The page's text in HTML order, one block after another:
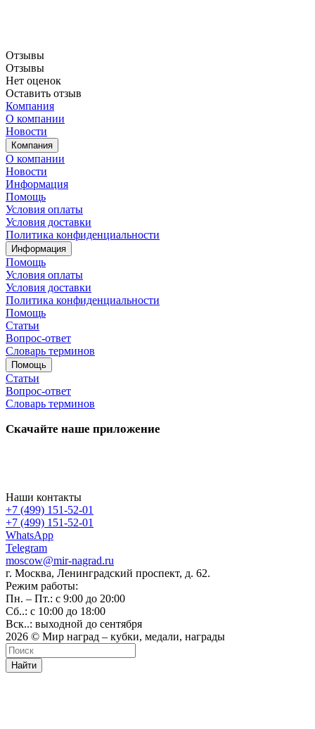
Отзывы
Отзывы
Нет оценок
Оставить отзыв
Компания
О компании
Новости
Компания
О компании
Новости
Информация
Помощь
Условия оплаты
Условия доставки
Политика конфиденциальности
Информация
Помощь
Условия оплаты
Условия доставки
Политика конфиденциальности
Помощь
Статьи
Вопрос-ответ
Словарь терминов
Помощь
Статьи
Вопрос-ответ
Словарь терминов
Скачайте наше приложение
Наши контакты
+7 (499) 151-52-01
+7 (499) 151-52-01
WhatsApp
Telegram
moscow@mir-nagrad.ru
г. Москва, Ленинградский проспект, д. 62.
Режим работы:
Пн. – Пт.: с 9:00 до 20:00
Сб..: с 10:00 до 18:00
Вск..: выходной до сентября
2026 © Мир наград – кубки, медали, награды
Найти